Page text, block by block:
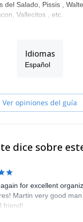
del Salado, Pissis ,
Vallecitos , etc.
oneself, to rediscover
The mountain is
step ... we offer a
Idiomas
Español
Ver opiniones del guía
dice sobre
for excellent
Martin very good
friend!